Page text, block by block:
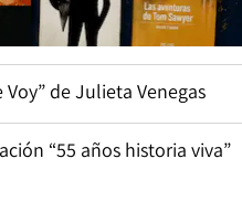
de Julieta Venegas
“55 años historia viva”